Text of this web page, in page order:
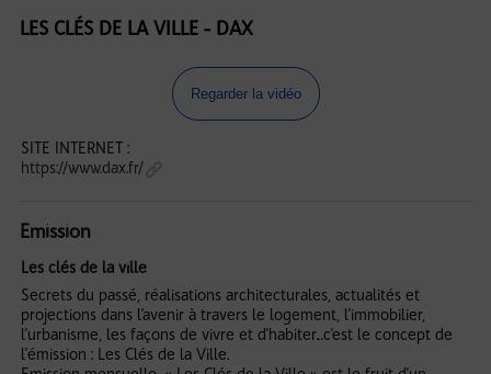
LES CLÉS DE LA VILLE - DAX
Regarder la vidéo
SITE INTERNET :
https://www.dax.fr/
Emission
Les clés de la ville
Secrets du passé, réalisations architecturales, actualités et
projections dans l’avenir à travers le logement, l’immobilier,
l’urbanisme, les façons de vivre et d’habiter…c’est le concept de
l'émission : Les Clés de la Ville.